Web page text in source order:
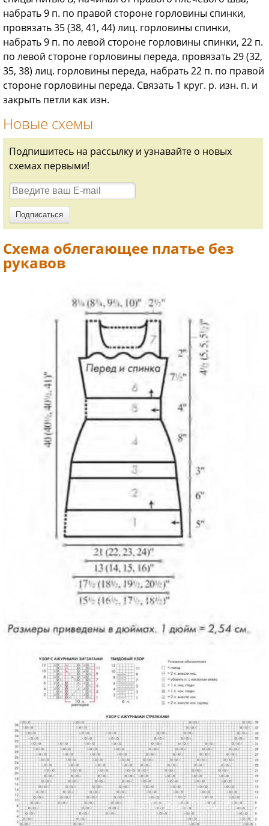
набрать 9 п. по правой стороне горловины спинки,
провязать 35 (38, 41, 44) лиц. горловины спинки,
набрать 9 п. по левой стороне горловины спинки, 22 п.
по левой стороне горловины переда, провязать 29 (32,
35, 38) лиц. горловины переда, набрать 22 п. по правой
стороне горловины переда. Связать 1 круг. р. изн. п. и
закрыть петли как изн.
Новые схемы
Подпишитесь на рассылку и узнавайте о новых
схемах первыми!
Схема облегающее платье без
рукавов